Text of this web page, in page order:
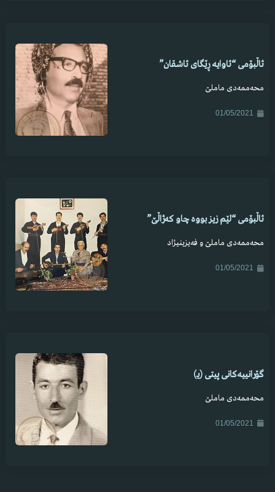
ئاڵبۆمی “ئاوایە ڕێگای ئاشقان”
محەممەدی ماملێ
01/05/2021
ئاڵبۆمی “لێم زیز بووە چاو کەژاڵێ”
محەممەدی ماملێ و فەیزینیژاد
01/05/2021
گۆرانییەکانی پیتی (یـ)
محەممەدی ماملێ
01/05/2021